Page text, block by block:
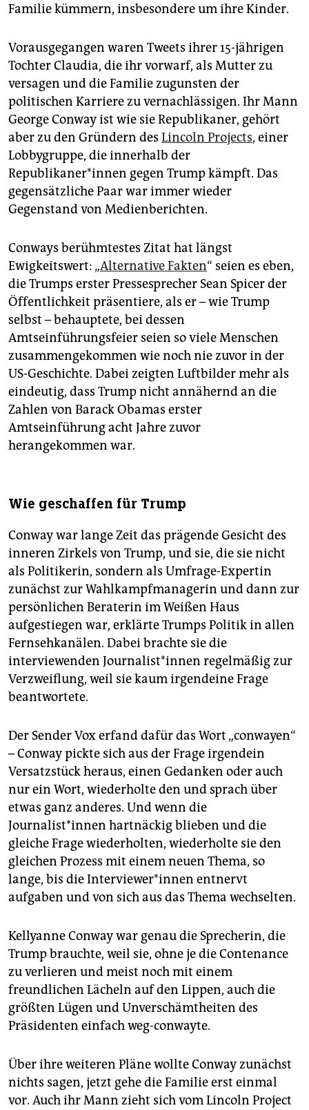
Familie kümmern, insbesondere um ihre Kinder.
Vorausgegangen waren Tweets ihrer 15-jährigen
Tochter Claudia, die ihr vorwarf, als Mutter zu
versagen und die Familie zugunsten der
politischen Karriere zu vernachlässigen. Ihr Mann
George Conway ist wie sie Republikaner, gehört
aber zu den Gründern des Lincoln Projects, einer
Lobbygruppe, die innerhalb der
Republikaner*innen gegen Trump kämpft. Das
gegensätzliche Paar war immer wieder
Gegenstand von Medienberichten.
Conways berühmtestes Zitat hat längst
Ewigkeitswert: „Alternative Fakten“ seien es eben,
die Trumps erster Pressesprecher Sean Spicer der
Öffentlichkeit präsentiere, als er – wie Trump
selbst – behauptete, bei dessen
Amtseinführungsfeier seien so viele Menschen
zusammengekommen wie noch nie zuvor in der
US-Geschichte. Dabei zeigten Luftbilder mehr als
eindeutig, dass Trump nicht annähernd an die
Zahlen von Barack Obamas erster
Amtseinführung acht Jahre zuvor
herangekommen war.
Wie geschaffen für Trump
Conway war lange Zeit das prägende Gesicht des
inneren Zirkels von Trump, und sie, die sie nicht
als Politikerin, sondern als Umfrage-Expertin
zunächst zur Wahlkampfmanagerin und dann zur
persönlichen Beraterin im Weißen Haus
aufgestiegen war, erklärte Trumps Politik in allen
Fernsehkanälen. Dabei brachte sie die
interviewenden Journalist*innen regelmäßig zur
Verzweiflung, weil sie kaum irgendeine Frage
beantwortete.
Der Sender Vox erfand dafür das Wort „conwayen“
– Conway pickte sich aus der Frage irgendein
Versatzstück heraus, einen Gedanken oder auch
nur ein Wort, wiederholte den und sprach über
etwas ganz anderes. Und wenn die
Journalist*innen hartnäckig blieben und die
gleiche Frage wiederholten, wiederholte sie den
gleichen Prozess mit einem neuen Thema, so
lange, bis die Interviewer*innen entnervt
aufgaben und von sich aus das Thema wechselten.
Kellyanne Conway war genau die Sprecherin, die
Trump brauchte, weil sie, ohne je die Contenance
zu verlieren und meist noch mit einem
freundlichen Lächeln auf den Lippen, auch die
größten Lügen und Unverschämtheiten des
Präsidenten einfach weg-conwayte.
Über ihre weiteren Pläne wollte Conway zunächst
nichts sagen, jetzt gehe die Familie erst einmal
vor. Auch ihr Mann zieht sich vom Lincoln Project